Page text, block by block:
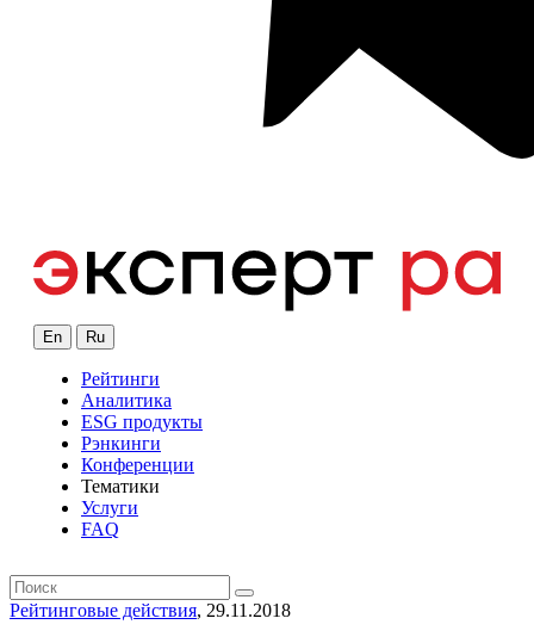
En Ru
Рейтинги
Аналитика
ESG продукты
Рэнкинги
Конференции
Тематики
Услуги
FAQ
Рейтинговые действия, 29.11.2018